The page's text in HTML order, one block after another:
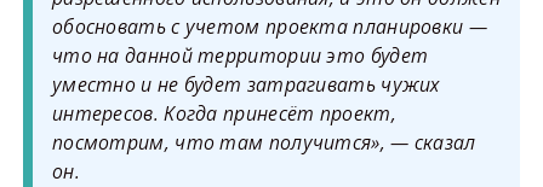
обосновать с учетом проекта планировки —
что на данной территории это будет
уместно и не будет затрагивать чужих
интересов. Когда принесёт проект,
посмотрим, что там получится», — сказал
он.